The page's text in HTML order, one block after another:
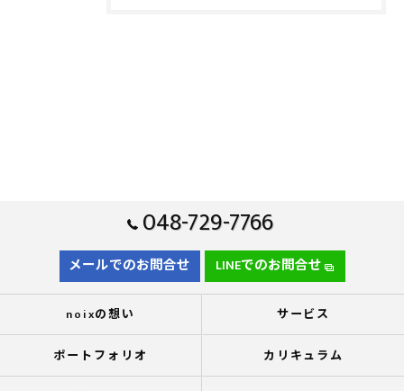
048-729-7766
メールでのお問合せ LINEでのお問合せ
noixの想い サービス
ポートフォリオ カリキュラム